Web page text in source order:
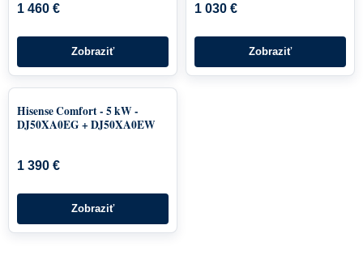
1 460 €
Zobraziť
1 030 €
Zobraziť
Hisense Comfort - 5 kW -
DJ50XA0EG + DJ50XA0EW
1 390 €
Zobraziť